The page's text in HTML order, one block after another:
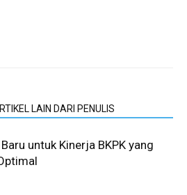
LAIN DARI PENULIS
untuk Kinerja BKPK yang